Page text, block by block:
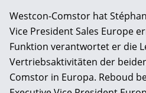
Westcon-Comstor hat
Vice President Sales Europe
Funktion verantwortet er die
Vertriebsaktivitäten der
Comstor in Europa. Reboud